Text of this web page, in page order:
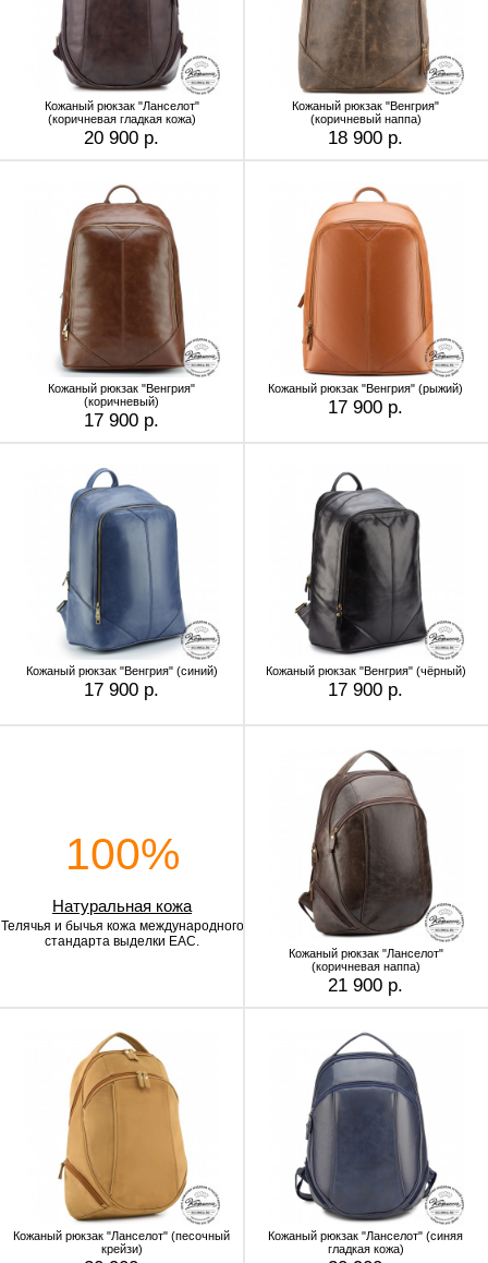
Кожаный рюкзак "Ланселот"
(коричневая гладкая кожа)
20 900 р.
Кожаный рюкзак "Венгрия"
(коричневый наппа)
18 900 р.
Кожаный рюкзак "Венгрия"
(коричневый)
17 900 р.
Кожаный рюкзак "Венгрия" (рыжий)
17 900 р.
Кожаный рюкзак "Венгрия" (синий)
17 900 р.
Кожаный рюкзак "Венгрия" (чёрный)
17 900 р.
100%
Натуральная кожа
Телячья и бычья кожа международного
стандарта выделки EAC.
Кожаный рюкзак "Ланселот"
(коричневая наппа)
21 900 р.
Кожаный рюкзак "Ланселот" (песочный
крейзи)
Кожаный рюкзак "Ланселот" (синяя
гладкая кожа)